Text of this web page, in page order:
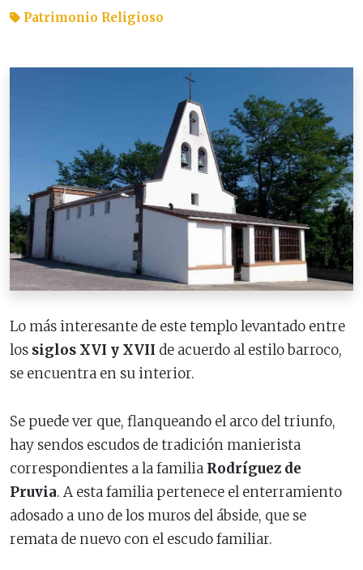
Patrimonio Religioso
Lo más interesante de este templo levantado entre
los siglos XVI y XVII de acuerdo al estilo barroco,
se encuentra en su interior.
Se puede ver que, flanqueando el arco del triunfo,
hay sendos escudos de tradición manierista
correspondientes a la familia Rodríguez de
Pruvia. A esta familia pertenece el enterramiento
adosado a uno de los muros del ábside, que se
remata de nuevo con el escudo familiar.